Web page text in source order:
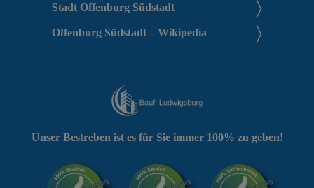
Stadt Offenburg Südstadt
Offenburg Südstadt – Wikipedia
Unser Bestreben ist es für Sie immer 100% zu geben!